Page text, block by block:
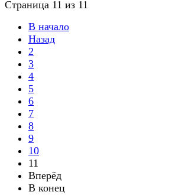
Страница 11 из 11
В начало
Назад
2
3
4
5
6
7
8
9
10
11
Вперёд
В конец